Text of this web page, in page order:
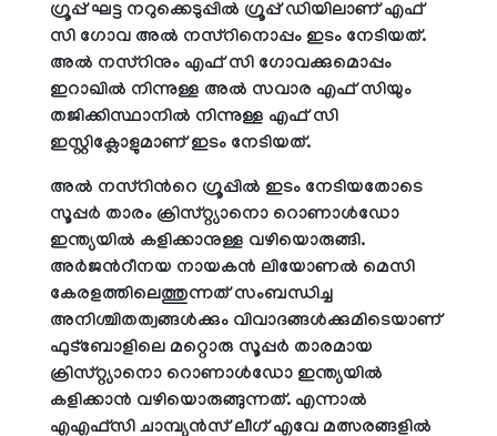
ഗ്രൂപ്പ് ഘട്ട നറുക്കെടുപ്പില്‍ ഗ്രൂപ്പ് ഡിയിലാണ് എഫ്
സി ഗോവ അല്‍ നസ്റിനൊപ്പം ഇടം നേടിയത്.
അല്‍ നസ്റിനും എഫ് സി ഗോവക്കുമൊപ്പം
ഇറാഖില്‍ നിന്നുള്ള അല്‍ സവാര എഫ് സിയും
തജിക്കിസ്ഥാനില്‍ നിന്നുള്ള എഫ് സി
ഇസ്റ്റിക്ലോളുമാണ് ഇടം നേടിയത്.
അല്‍ നസ്റിന്‍റെ ഗ്രൂപ്പില്‍ ഇടം നേടിയതോടെ
സൂപ്പര്‍ താരം ക്രിസ്റ്റ്യാനൊ റൊണാള്‍ഡോ
ഇന്ത്യയില്‍ കളിക്കാനുള്ള വഴിയൊരുങ്ങി.
അര്‍ജന്‍റീനയ നായകന്‍ ലിയോണല്‍ മെസി
കേരളത്തിലെത്തുന്നത് സംബന്ധിച്ച
അനിശ്ചിതത്വങ്ങള്‍ക്കും വിവാദങ്ങള്‍ക്കുമിടെയാണ്
ഫുട്ബോളിലെ മറ്റൊരു സൂപ്പര്‍ താരമായ
ക്രിസ്റ്റ്യാനൊ റൊണാള്‍ഡോ ഇന്ത്യയില്‍
കളിക്കാന്‍ വഴിയൊരുങ്ങുന്നത്. എന്നാല്‍
എഎഫ്‌സി ചാമ്പ്യൻസ് ലീഗ് എവേ മത്സരങ്ങളില്‍